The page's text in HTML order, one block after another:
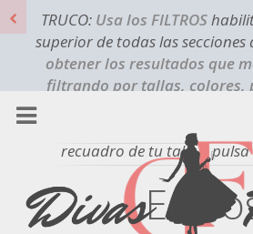
TRUCO: Usa los FILTROS
superior de todas las
obtener los resultados que
filtrando por tallas, colores,
¿Quieres que solo te
sean de la talla "X"? Pulsa en
recuadro de tu talla y pulsa
HOME